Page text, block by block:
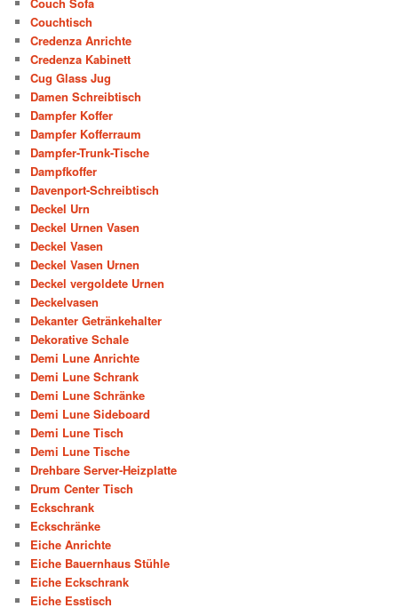
Couchtisch
Credenza Anrichte
Credenza Kabinett
Cug Glass Jug
Damen Schreibtisch
Dampfer Koffer
Dampfer Kofferraum
Dampfer-Trunk-Tische
Dampfkoffer
Davenport-Schreibtisch
Deckel Urn
Deckel Urnen Vasen
Deckel Vasen
Deckel Vasen Urnen
Deckel vergoldete Urnen
Deckelvasen
Dekanter Getränkehalter
Dekorative Schale
Demi Lune Anrichte
Demi Lune Schrank
Demi Lune Schränke
Demi Lune Sideboard
Demi Lune Tisch
Demi Lune Tische
Drehbare Server-Heizplatte
Drum Center Tisch
Eckschrank
Eckschränke
Eiche Anrichte
Eiche Bauernhaus Stühle
Eiche Eckschrank
Eiche Esstisch